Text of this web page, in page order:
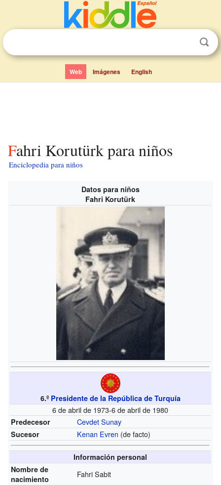
Web Imágenes English
Fahri Korutürk para niños
Enciclopedia para niños
Datos para niños
Fahri Korutürk
6.º Presidente de la República de Turquía
6 de abril de 1973-6 de abril de 1980
Predecesor Cevdet Sunay
Sucesor Kenan Evren (de facto)
Información personal
Nombre de
nacimiento
Fahri Sabit